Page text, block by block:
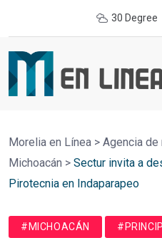
30 Degree
Morelia en Línea > Agencia
Michoacán > Sectur invita a
Pirotecnia en Indaparapeo
#MICHOACÁN